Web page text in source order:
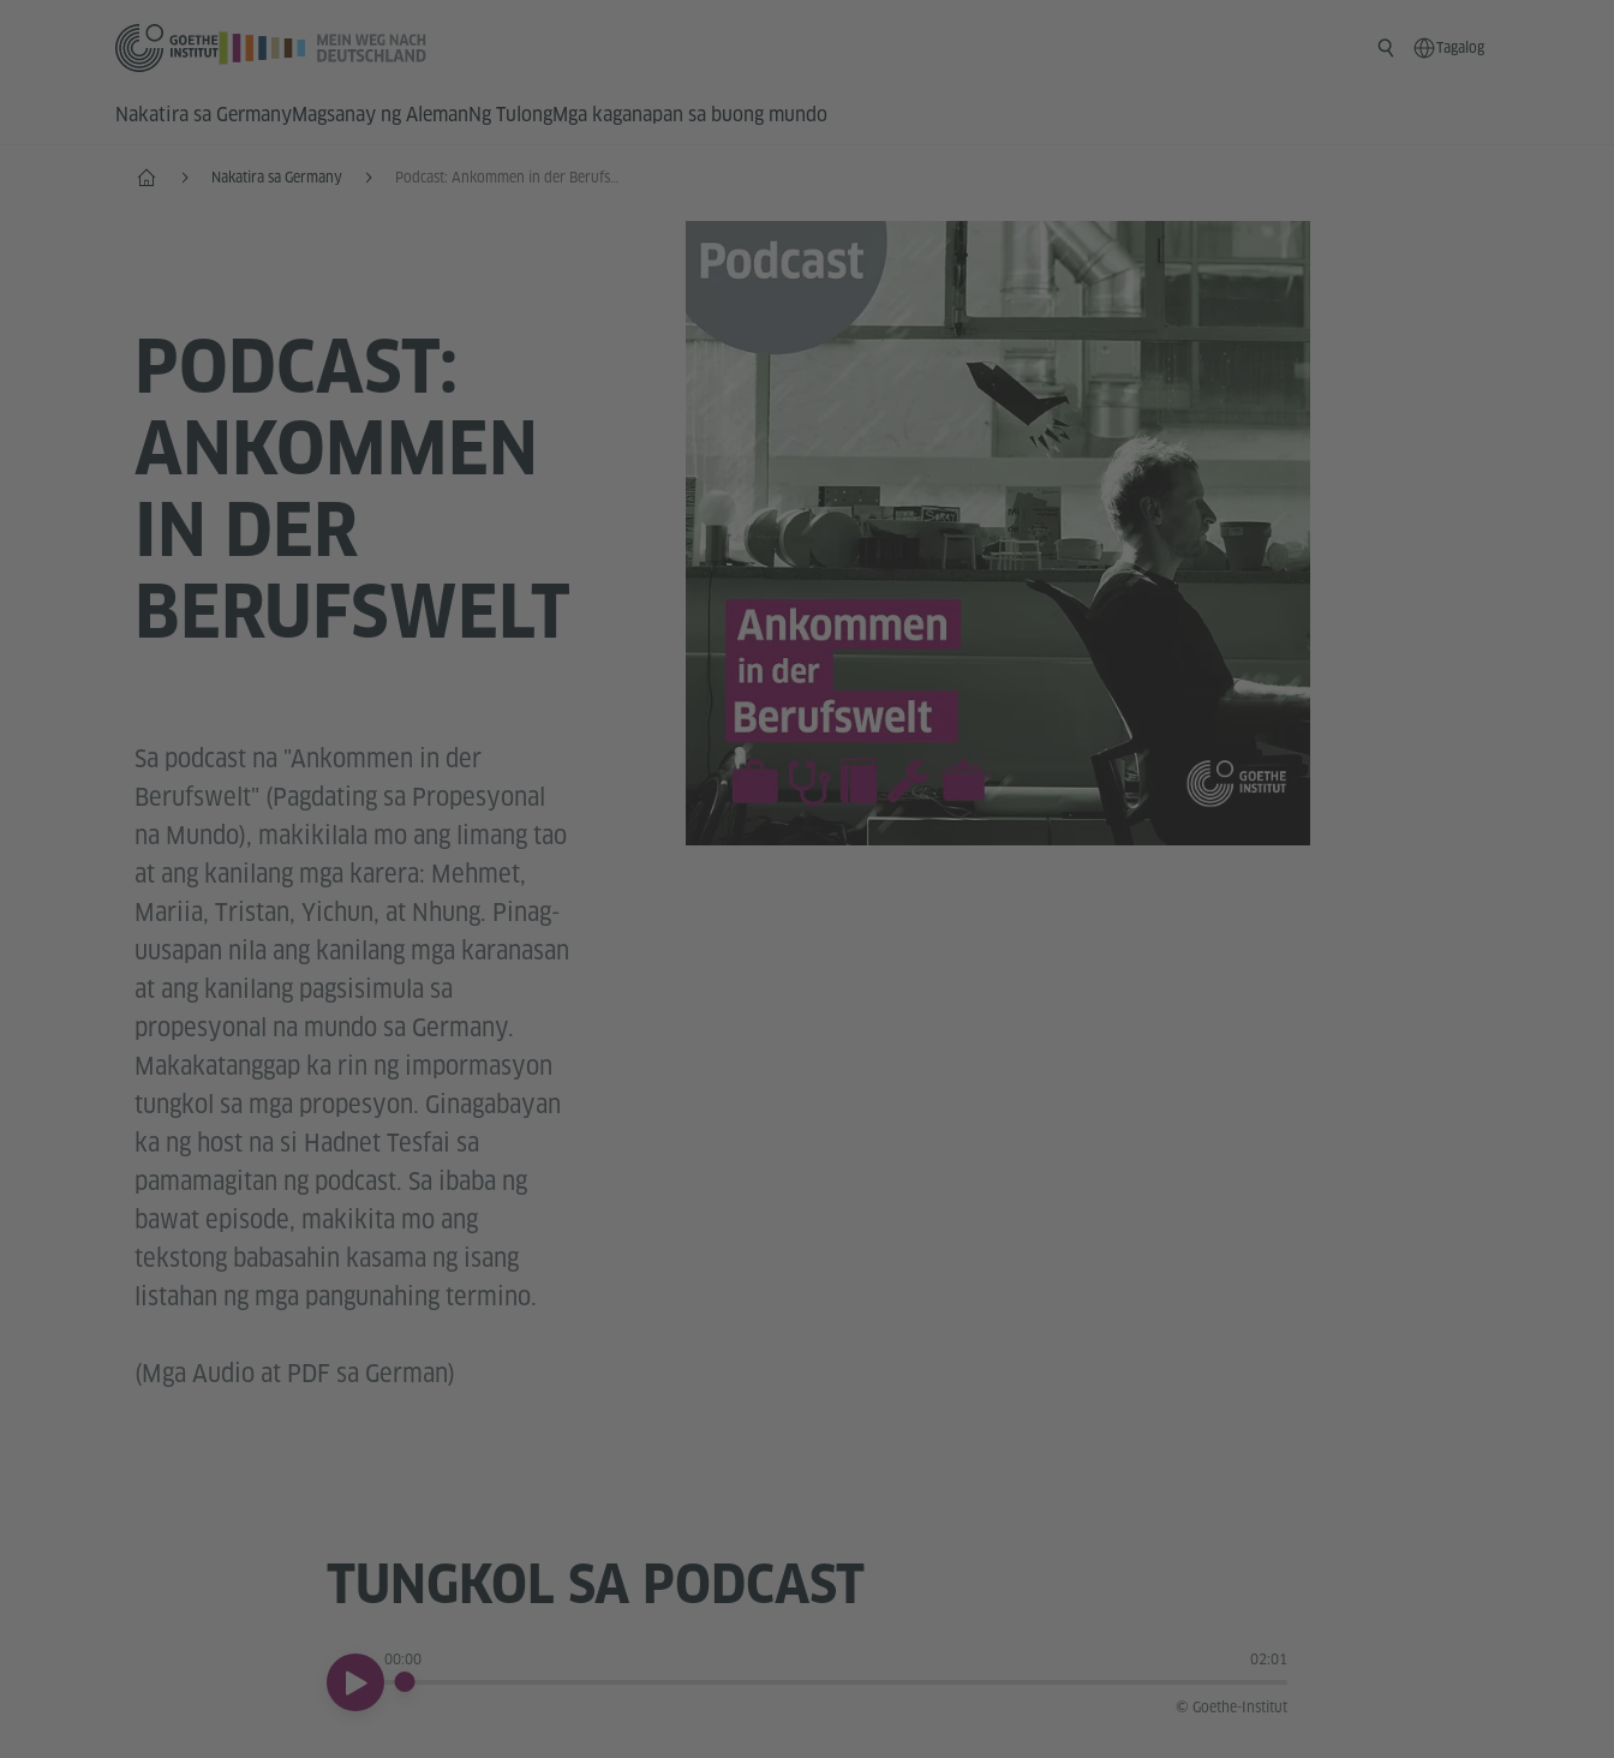
Tagalog
Nakatira sa GermanyMagsanay ng AlemanNg TulongMga kaganapan sa buong mundo
Home Nakatira sa Germany Podcast: Ankommen in der Berufswelt
PODCAST:
ANKOMMEN
IN DER
BERUFSWELT
Sa podcast na "Ankommen in der
Berufswelt" (Pagdating sa Propesyonal
na Mundo), makikilala mo ang limang tao
at ang kanilang mga karera: Mehmet,
Mariia, Tristan, Yichun, at Nhung. Pinag-
uusapan nila ang kanilang mga karanasan
at ang kanilang pagsisimula sa
propesyonal na mundo sa Germany.
Makakatanggap ka rin ng impormasyon
tungkol sa mga propesyon. Ginagabayan
ka ng host na si Hadnet Tesfai sa
pamamagitan ng podcast. Sa ibaba ng
bawat episode, makikita mo ang
tekstong babasahin kasama ng isang
listahan ng mga pangunahing termino.
(Mga Audio at PDF sa German)
TUNGKOL SA PODCAST
00:00 02:01
00:00 © Goethe-Institut